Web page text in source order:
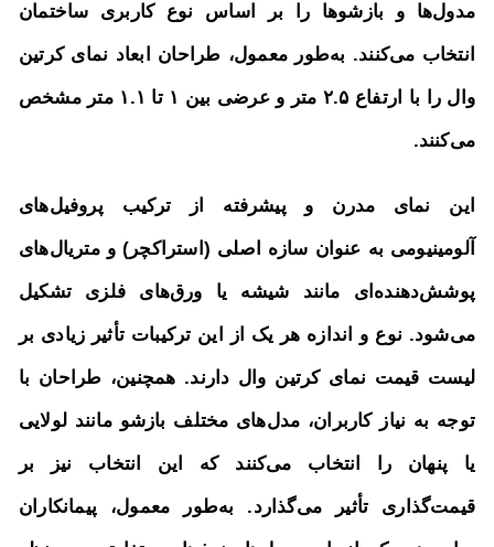
مدول‌ها و بازشوها را بر اساس نوع کاربری ساختمان
انتخاب می‌کنند. به‌طور معمول، طراحان ابعاد نمای کرتین
وال را با ارتفاع ۲.۵ متر و عرضی بین ۱ تا ۱.۱ متر مشخص
می‌کنند.
این نمای مدرن و پیشرفته از ترکیب پروفیل‌های
آلومینیومی به عنوان سازه اصلی (استراکچر) و متریال‌های
پوشش‌دهنده‌ای مانند شیشه یا ورق‌های فلزی تشکیل
می‌شود. نوع و اندازه هر یک از این ترکیبات تأثیر زیادی بر
لیست قیمت نمای کرتین وال دارند. همچنین، طراحان با
توجه به نیاز کاربران، مدل‌های مختلف بازشو مانند لولایی
یا پنهان را انتخاب می‌کنند که این انتخاب نیز بر
قیمت‌گذاری تأثیر می‌گذارد. به‌طور معمول، پیمانکاران